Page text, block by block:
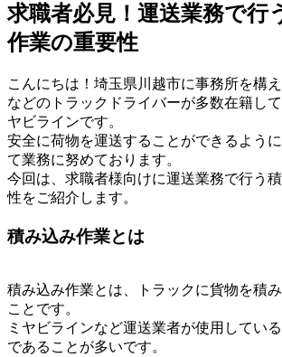
求職者必見！運送業務で行
作業の重要性
こんにちは！埼玉県川越市に事務所を構
などのトラックドライバーが多数在籍し
ヤビラインです。
安全に荷物を運送することができるよう
て業務に努めております。
今回は、求職者様向けに運送業務で行う
性をご紹介します。
積み込み作業とは
積み込み作業とは、トラックに貨物を積
ことです。
ミヤビラインなど運送業者が使用してい
であることが多いです。